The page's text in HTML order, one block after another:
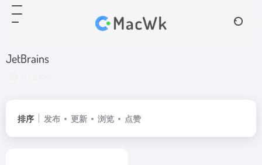
JetBrains
排序 发布 更新 浏览 点赞